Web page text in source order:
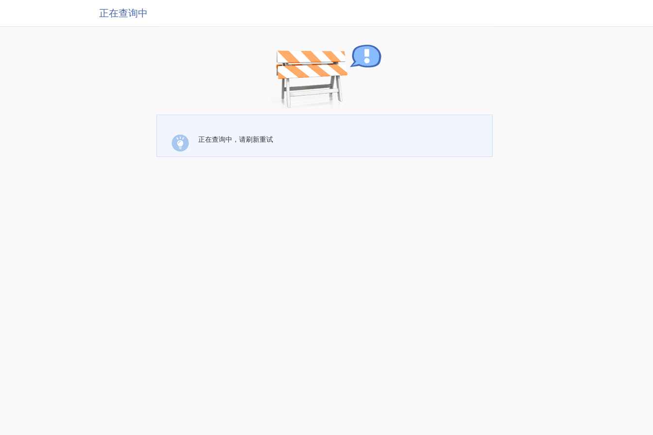
正在查询中
正在查询中，请刷新重试